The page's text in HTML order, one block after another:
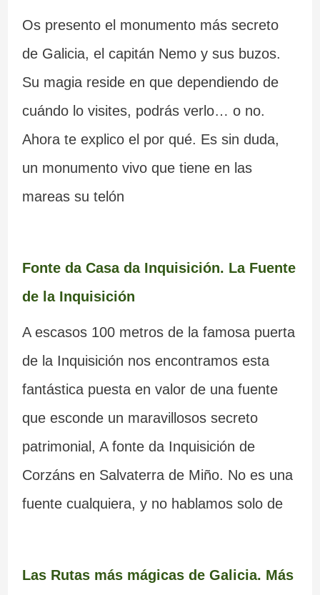
Os presento el monumento más secreto
de Galicia, el capitán Nemo y sus buzos.
Su magia reside en que dependiendo de
cuándo lo visites, podrás verlo… o no.
Ahora te explico el por qué. Es sin duda,
un monumento vivo que tiene en las
mareas su telón
Fonte da Casa da Inquisición. La Fuente
de la Inquisición
A escasos 100 metros de la famosa puerta
de la Inquisición nos encontramos esta
fantástica puesta en valor de una fuente
que esconde un maravillosos secreto
patrimonial, A fonte da Inquisición de
Corzáns en Salvaterra de Miño. No es una
fuente cualquiera, y no hablamos solo de
Las Rutas más mágicas de Galicia. Más